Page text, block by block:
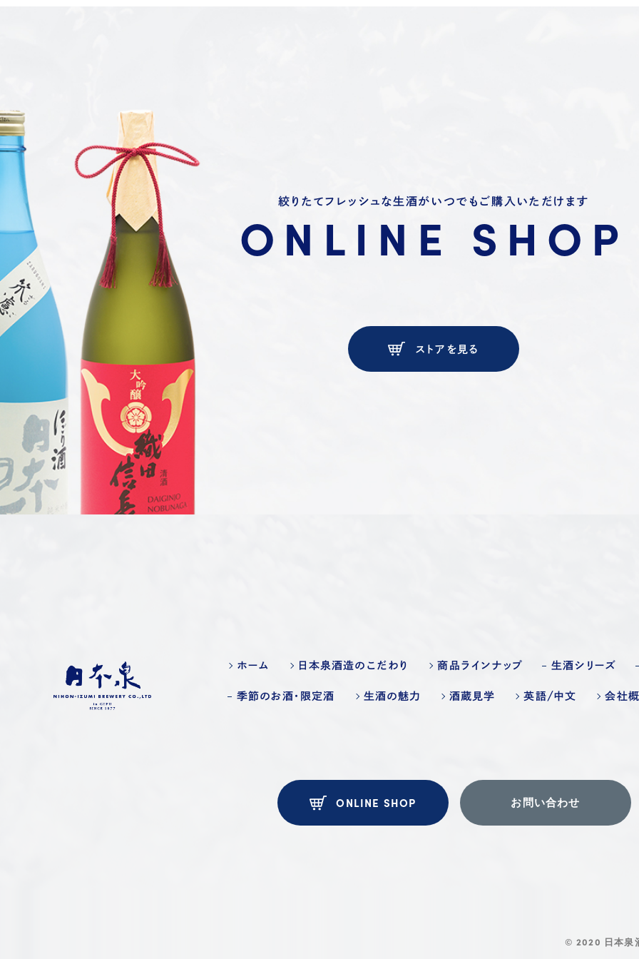
絞りたてフレッシュな生酒がいつでもご購入いただけます
ONLINE SHOP
ストアを見る
ホーム 日本泉酒造のこだわり 商品ラインナップ 生酒シリーズ
季節のお酒・限定酒 生酒の魅力 酒蔵見学 英語/中文 会社
ONLINE SHOP お問い合わせ
© 2020 日本泉